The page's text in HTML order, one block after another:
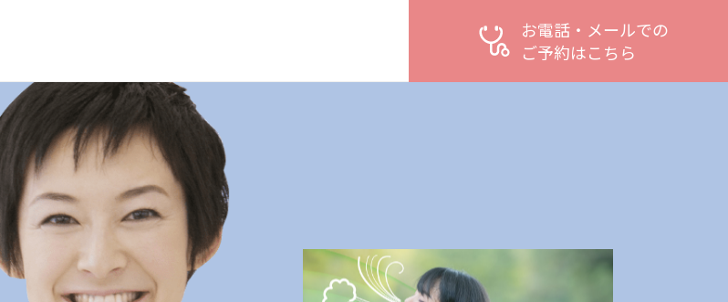
お電話・メールでの
ご予約はこちら